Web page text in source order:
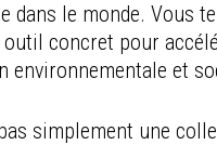
dans le monde. Vous
concret pour
environnementale et
simplement une